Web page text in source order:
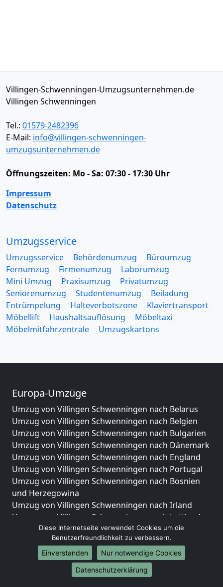
Villingen-Schwenningen-Umzugsunternehmen.de
Villingen Schwenningen
Tel.: 01579-2482396
E-Mail: info@villingen-schwenningen-
umzugsunternehmen.de
Öffnungszeiten: Mo - Sa: 07:30 - 17:30 Uhr
Impressum
Datenschutz
Umzugsservice
Umzugsservice Behördenumzug
Büroumzug
Fernumzug
Firmenumzug
Laborumzug
Mini Umzug
Praxisumzug
Privatumzug
Seniorenumzug
Studentenumzug
Beiladung
Entrümpelung
Halteverbotszone
Klaviertransport
Möbellift
Haushaltsauflösung
Möbeltaxi
Möbelmitfahrzentrale
Umzugskartons
Europa-Umzüge
Umzug von Villingen Schwenningen nach Belarus
Umzug von Villingen Schwenningen nach Belgien
Umzug von Villingen Schwenningen nach Bulgarien
Umzug von Villingen Schwenningen nach Dänemark
Umzug von Villingen Schwenningen nach England
Umzug von Villingen Schwenningen nach Portugal
Umzug von Villingen Schwenningen nach Bosnien
und Herzegowina
Umzug von Villingen Schwenningen nach Irland
Umzug von Villingen Schwenningen nach Lettland
Umzug von Villingen Schwenningen nach Zypern
Umzug von Villingen Schwenningen nach Kroatien
Umzug von Villingen Schwenningen nach Estland
Umzug von Villingen Schwenningen nach Finnland
Umzug von Villingen Schwenningen nach Frankreich
Diese Internetseite verwendet Cookies um die
Benutzerfreundlichkeit zu verbessern.
Einverstanden
Nur notwendige Cookies
Datenschutzerklärung